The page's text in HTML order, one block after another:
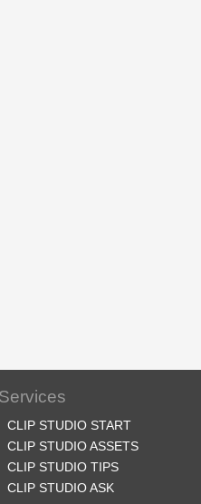
Services
CLIP STUDIO START
CLIP STUDIO ASSETS
CLIP STUDIO TIPS
CLIP STUDIO ASK